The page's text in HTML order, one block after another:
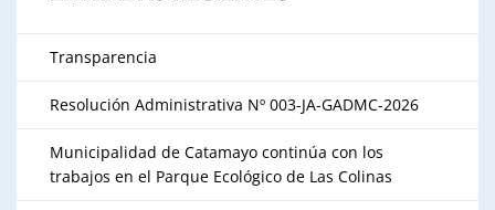
Transparencia
Resolución Administrativa Nº 003-JA-GADMC-2026
Municipalidad de Catamayo continúa con los
trabajos en el Parque Ecológico de Las Colinas